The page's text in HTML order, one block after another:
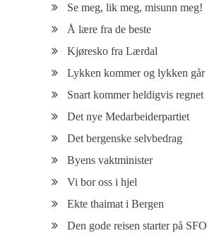
Se meg, lik meg, misunn meg!
Å lære fra de beste
Kjøresko fra Lærdal
Lykken kommer og lykken går
Snart kommer heldigvis regnet
Det nye Medarbeiderpartiet
Det bergenske selvbedrag
Byens vaktminister
Vi bor oss i hjel
Ekte thaimat i Bergen
Den gode reisen starter på SFO